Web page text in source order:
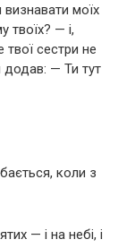
моїх
твоїх? — і,
сестри не
додав: — Ти тут
коли з
— і на небі, і